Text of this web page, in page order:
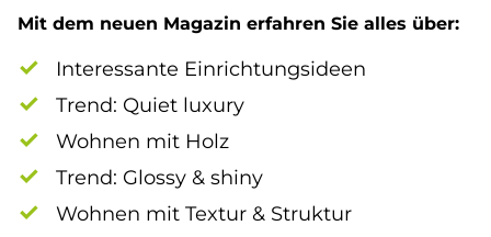
Mit dem neuen Magazin erfahren Sie alles über:
Interessante Einrichtungsideen
Trend: Quiet luxury
Wohnen mit Holz
Trend: Glossy & shiny
Wohnen mit Textur & Struktur